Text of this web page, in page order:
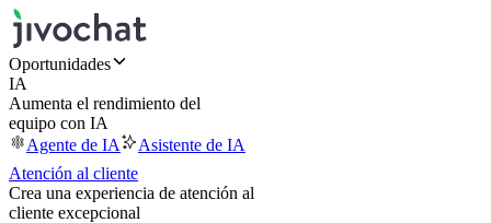
Oportunidades
IA
Aumenta el rendimiento del
equipo con IA
Agente de IA
Asistente de IA
Atención al cliente
Crea una experiencia de atención al
cliente excepcional